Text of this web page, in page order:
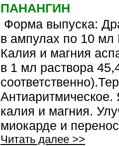
ПАНАНГИН
Форма выпуска:
в ампулах по 10
Калия и магния
в 1 мл раствора
Антиаритмическое.
калия и магния.
миокарде и
Читать далее >>